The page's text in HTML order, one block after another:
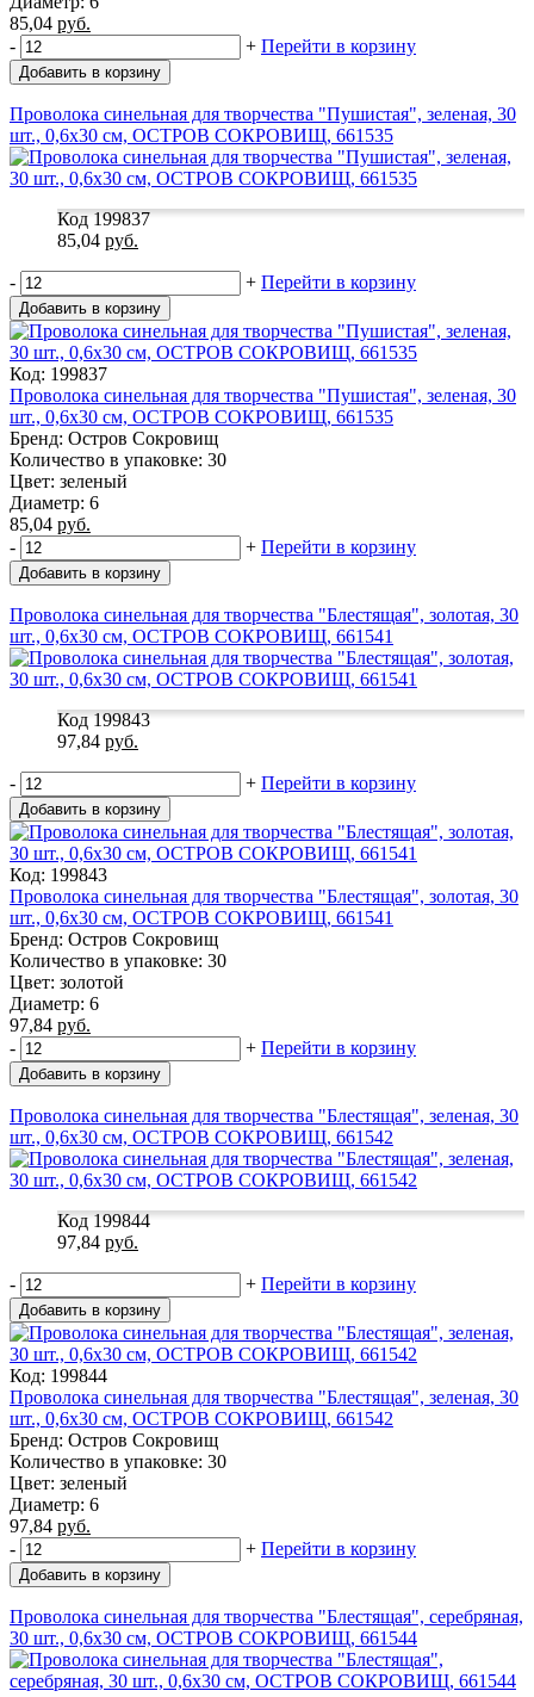
85,04 руб.
-
+ Перейти в корзину
Добавить в корзину
Проволока синельная для творчества "Пушистая", зеленая, 30
шт., 0,6х30 см, ОСТРОВ СОКРОВИЩ, 661535
Код 199837
85,04 руб.
- + Перейти в корзину
Добавить в корзину
Код: 199837
Проволока синельная для творчества "Пушистая", зеленая, 30
шт., 0,6х30 см, ОСТРОВ СОКРОВИЩ, 661535
Бренд: Остров Сокровищ
Количество в упаковке: 30
Цвет: зеленый
Диаметр: 6
85,04 руб.
-
+ Перейти в корзину
Добавить в корзину
Проволока синельная для творчества "Блестящая", золотая, 30
шт., 0,6х30 см, ОСТРОВ СОКРОВИЩ, 661541
Код 199843
97,84 руб.
- + Перейти в корзину
Добавить в корзину
Код: 199843
Проволока синельная для творчества "Блестящая", золотая, 30
шт., 0,6х30 см, ОСТРОВ СОКРОВИЩ, 661541
Бренд: Остров Сокровищ
Количество в упаковке: 30
Цвет: золотой
Диаметр: 6
97,84 руб.
-
+ Перейти в корзину
Добавить в корзину
Проволока синельная для творчества "Блестящая", зеленая, 30
шт., 0,6х30 см, ОСТРОВ СОКРОВИЩ, 661542
Код 199844
97,84 руб.
- + Перейти в корзину
Добавить в корзину
Код: 199844
Проволока синельная для творчества "Блестящая", зеленая, 30
шт., 0,6х30 см, ОСТРОВ СОКРОВИЩ, 661542
Бренд: Остров Сокровищ
Количество в упаковке: 30
Цвет: зеленый
Диаметр: 6
97,84 руб.
-
+ Перейти в корзину
Добавить в корзину
Проволока синельная для творчества "Блестящая", серебряная,
30 шт., 0,6х30 см, ОСТРОВ СОКРОВИЩ, 661544